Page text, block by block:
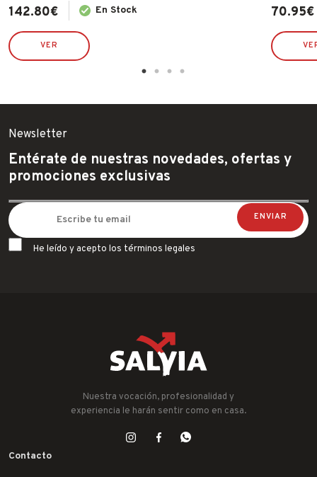
142.80€ En Stock
VER
El
precio
original
era:
70.95€
El
precio
actual
es:
Newsletter
Entérate de nuestras novedades, ofertas y
promociones exclusivas
He leído y acepto los términos legales
Nuestra vocación, profesionalidad y
experiencia le harán sentir como en casa.
Contacto